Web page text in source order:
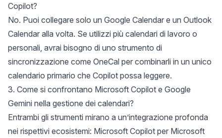
Copilot?
No. Puoi collegare solo un Google Calendar e un Outlook
Calendar alla volta. Se utilizzi più calendari di lavoro o
personali, avrai bisogno di uno strumento di
sincronizzazione come OneCal per combinarli in un unico
calendario primario che Copilot possa leggere.
3. Come si confrontano Microsoft Copilot e Google
Gemini nella gestione dei calendari?
Entrambi gli strumenti mirano a un’integrazione profonda
nei rispettivi ecosistemi: Microsoft Copilot per Microsoft